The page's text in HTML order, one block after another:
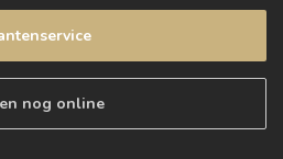
nog online